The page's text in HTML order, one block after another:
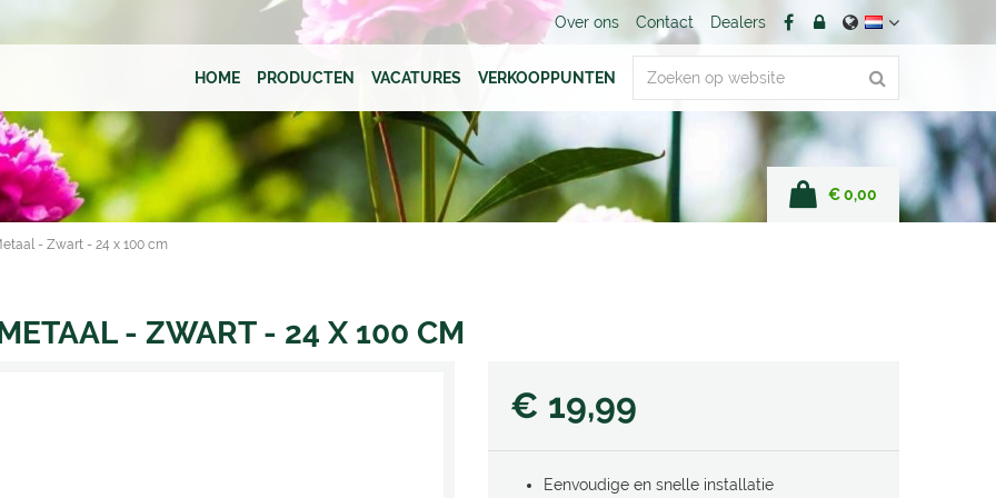
- Zwart - 24 x 100 cm
€ 0,00
Over ons Contact Dealers
HOME PRODUCTEN VACATURES VERKOOPPUNTEN
- ZWART - 24 X 100 CM
€ 19,99
Eenvoudige en snelle installatie